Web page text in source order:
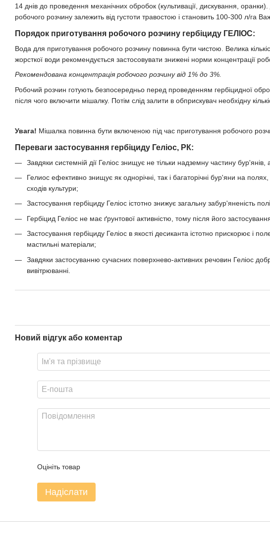
14 днів до проведення механічних обробок (культивації, дискування,
робочого розчину залежить від густоти травостою і становить 100-300 л/
Порядок приготування робочого розчину гербіциду ГЕЛІОС:
Вода для приготування робочого розчину повинна бути чистою. Велика
жорсткої води рекомендується застосовувати знижені норми концентрації
Рекомендована концентрація робочого розчину від 1% до 3%.
Робочий розчин готують безпосередньо перед проведенням гербіцидної
після чого включити мішалку. Потім слід залити в обприскувач необхідну
Увага! Мішалка повинна бути включеною під час приготування робочого
Переваги застосування гербіциду Геліос, РК:
Завдяки системній дії Геліос знищує не тільки надземну частину
Гелиос ефективно знищує як однорічні, так і багаторічні бур'яни на
сходів культури;
Застосування гербіциду Геліос істотно знижує загальну забур'яненість
Гербіцид Геліос не має ґрунтової активністю, тому після його
Застосування гербіциду Геліос в якості десиканта істотно прискорює і
мастильні матеріали;
Завдяки застосуванню сучасних поверхнево-активних речовин Геліос
вивітрюванні.
Новий відгук або коментар
Оцініть товар
Надіслати